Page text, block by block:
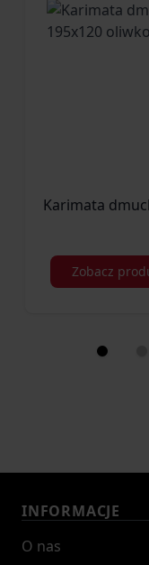
Karimata
Zobacz
INFORMACJE
O nas